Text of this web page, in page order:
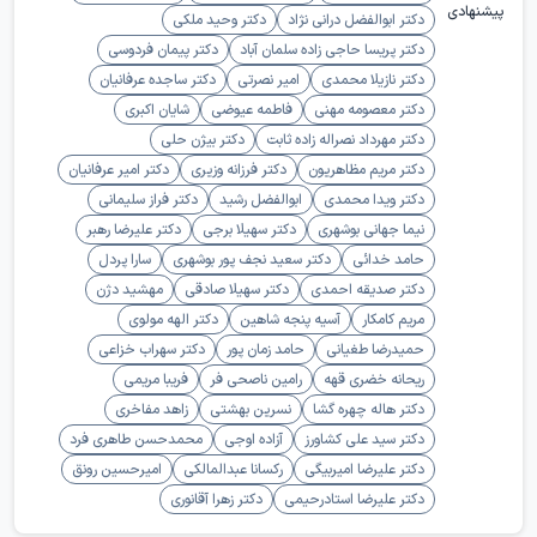
پیشنهادی دکتر ابوالفضل درانی نژاد
دکتر وحید ملکی
دکتر پریسا حاجی زاده سلمان آباد
دکتر پیمان فردوسی
دکتر نازیلا محمدی
امیر نصرتی
دکتر ساجده عرفانیان
دکتر معصومه مهنی
فاطمه عیوضی
شایان اکبری
دکتر مهرداد نصراله زاده ثابت
دکتر بیژن حلی
دکتر مریم مظاهریون
دکتر فرزانه وزیری
دکتر امیر عرفانیان
دکتر ویدا محمدی
ابوالفضل رشید
دکتر فراز سلیمانی
نیما جهانی بوشهری
دکتر سهیلا برجی
دکتر علیرضا رهبر
حامد خدائی
دکتر سعید نجف پور بوشهری
سارا پردل
دکتر صدیقه احمدی
دکتر سهیلا صادقی
مهشید دژن
مریم کامکار
آسیه پنجه شاهین
دکتر الهه مولوی
حمیدرضا طغیانی
حامد زمان پور
دکتر سهراب خزاعی
ریحانه خضری قهه
رامین ناصحی فر
فریبا مریمی
دکتر هاله چهره گشا
نسرین بهشتی
زاهد مفاخری
دکتر سید علی کشاورز
آزاده اوجی
محمدحسن طاهری فرد
دکتر علیرضا امیربیگی
رکسانا عبدالمالکی
امیرحسین رونق
دکتر علیرضا استادرحیمی
دکتر زهرا آقانوری